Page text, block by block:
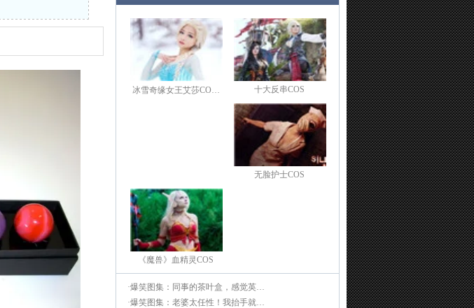
冰雪奇缘女王艾莎CO… 十大反串COS
无脸护士COS
《魔兽》血精灵COS
·爆笑图集：同事的茶叶盒，感觉英…
·爆笑图集：老婆太任性！我抬手就…